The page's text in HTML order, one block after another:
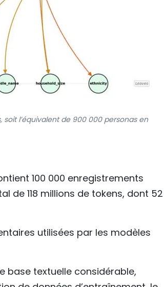
l’équivalent de 900 000 personas en
100 000 enregistrements
de 118 millions de tokens, dont 52
utilisées par les modèles
base textuelle considérable,